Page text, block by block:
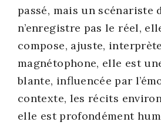
pas­sé, mais un scé­na­riste
n’enregistre pas le réel,
com­pose, ajuste,
magné­to­phone, elle est
blante, influen­cée par
contexte, les récits
elle est pro­fon­dé­ment